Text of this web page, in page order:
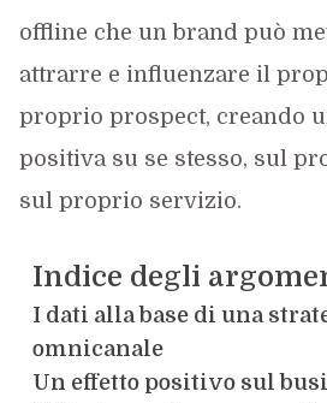
offline che un brand può
attrarre e influenzare il
proprio prospect, creando
positiva su se stesso, sul
sul proprio servizio.
Indice degli
I dati alla base di una
omnicanale
Un effetto positivo sul